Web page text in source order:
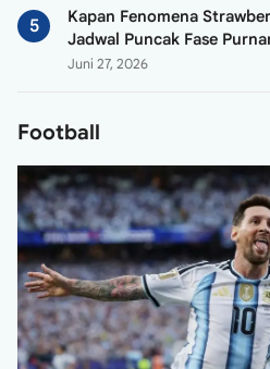
Kapan Fenomena
Jadwal Puncak Fase
Juni 27, 2026
Football